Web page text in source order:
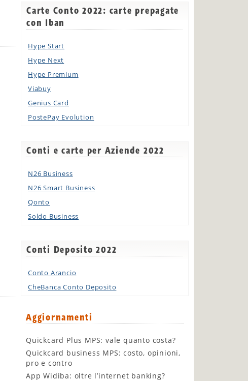
Carte Conto 2022: carte prepagate
con Iban
Hype Start
Hype Next
Hype Premium
Viabuy
Genius Card
PostePay Evolution
Conti e carte per Aziende 2022
N26 Business
N26 Smart Business
Qonto
Soldo Business
Conti Deposito 2022
Conto Arancio
CheBanca Conto Deposito
Aggiornamenti
Quickcard Plus MPS: vale quanto costa?
Quickcard business MPS: costo, opinioni,
pro e contro
App Widiba: oltre l’internet banking?